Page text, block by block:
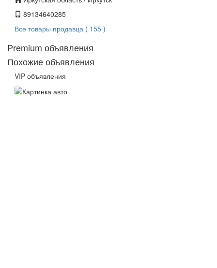
89134640285
Все товары продавца ( 155 )
Premium объявления
Похожие объявления
VIP объявления